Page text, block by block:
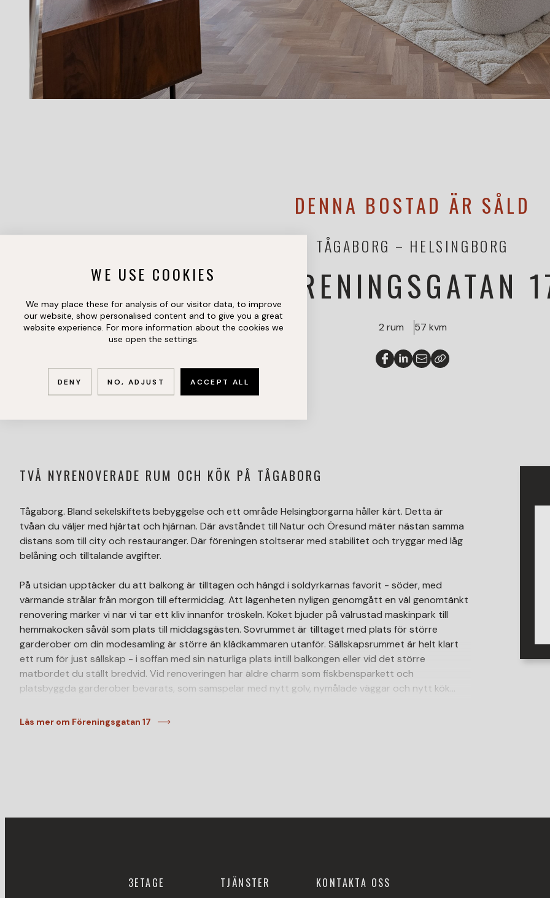
DENNA BOSTAD ÄR SÅLD
FÖRENINGSGATAN
TÅGABORG HELSINGBORG
2 rum 57 kvm
TVÅ NYRENOVERADE RUM OCH KÖK PÅ TÅGABORG
Tågaborg. Bland sekelskiftets bebyggelse och ett område Helsingborgarna håller kärt. Detta är
tvåan du väljer med hjärtat och hjärnan. Där avståndet till Natur och Öresund mäter nästan samma
distans som till city och restauranger. Där föreningen stoltserar med stabilitet och tryggar med låg
belåning och tilltalande avgifter.
På utsidan upptäcker du att balkong är tilltagen och hängd i soldyrkarnas favorit - söder, med
värmande strålar från morgon till eftermiddag. Att lägenheten nyligen genomgått en väl genomtänkt
renovering märker vi när vi tar ett kliv innanför tröskeln. Köket bjuder på välrustad maskinpark till
hemmakocken såväl som plats till middagsgästen. Sovrummet är tilltaget med plats för större
garderober om din modesamling är större än klädkammaren utanför. Sällskapsrummet är helt klart
ett rum för just sällskap - i soffan med sin naturliga plats intill balkongen eller vid det större
matbordet du ställt bredvid. Vid renoveringen har äldre charm som fiskbensparkett och
platsbyggda garderober bevarats, som samspelar med nytt golv, nymålade väggar och nytt kök
är fördraget med vatten för att installera tvättmaskin. Här är bara att flytta rakt in och njuta!
Läs mer om Föreningsgatan 17
3ETAGE TJÄNSTER KONTAKTA OSS
WE USE COOKIES
We may place these for analysis of our visitor data, to improve
our website, show personalised content and to give you a great
website experience. For more information about the cookies we
use open the settings.
DENY NO, ADJUST ACCEPT ALL